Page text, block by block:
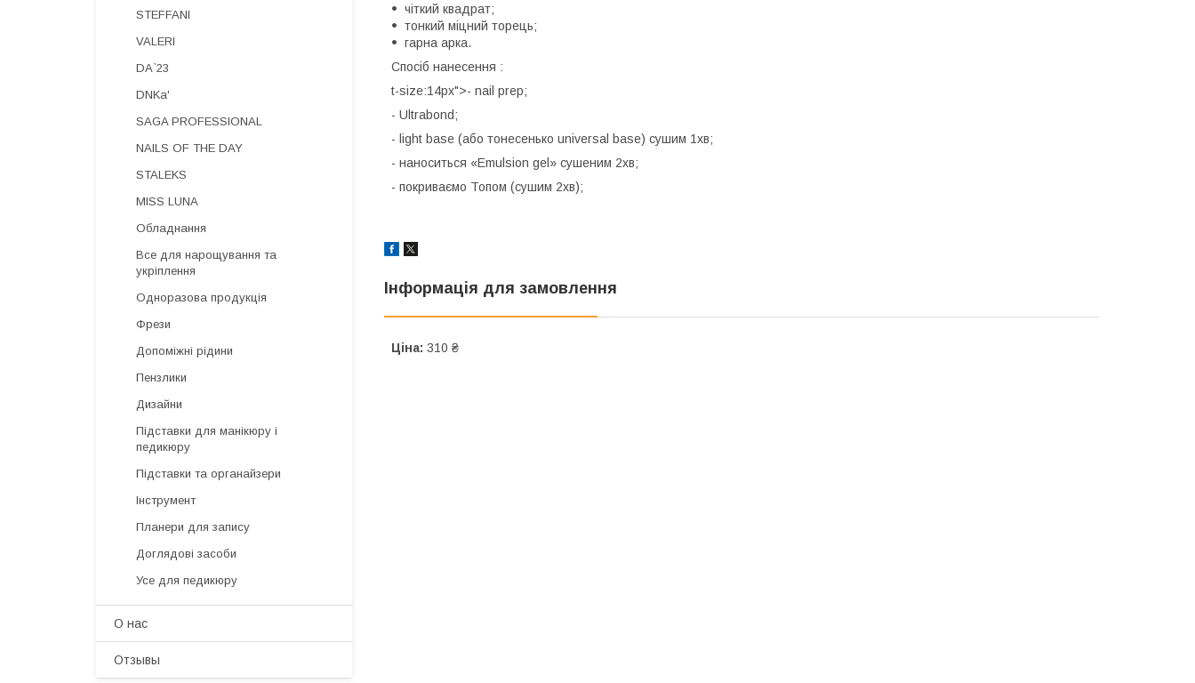
чіткий квадрат;
тонкий міцний торець;
гарна арка.
Спосіб нанесення :
t-size:14px">- nail prep;
- Ultrabond;
- light base (або тонесенько universal base) сушим 1хв;
- наноситься «Emulsion gel» сушеним 2хв;
- покриваємо Топом (сушим 2хв);
Інформація для замовлення
Ціна: 310 ₴
STEFFANI
VALERI
DA`23
DNKa'
SAGA PROFESSIONAL
NAILS OF THE DAY
STALEKS
MISS LUNA
Обладнання
Все для нарощування та
укріплення
Одноразова продукція
Фрези
Допоміжні рідини
Пензлики
Дизайни
Підставки для манікюру і
педикюру
Підставки та органайзери
Інструмент
Планери для запису
Доглядові засоби
Усе для педикюру
О нас
Отзывы